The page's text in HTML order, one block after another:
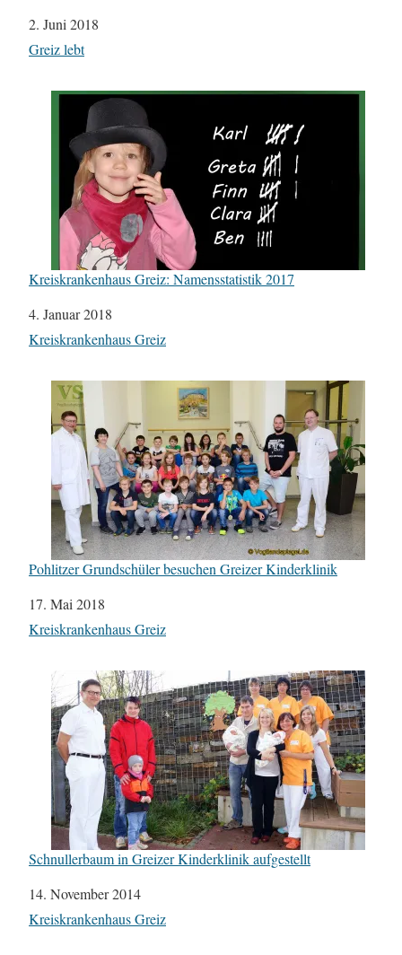
Datum
2. Juni 2018
In Bezug auf
Greiz lebt
Kreiskrankenhaus Greiz: Namensstatistik 2017
Datum
4. Januar 2018
In Bezug auf
Kreiskrankenhaus Greiz
Pohlitzer Grundschüler besuchen Greizer Kinderklinik
Datum
17. Mai 2018
In Bezug auf
Kreiskrankenhaus Greiz
Schnullerbaum in Greizer Kinderklinik aufgestellt
Datum
14. November 2014
In Bezug auf
Kreiskrankenhaus Greiz